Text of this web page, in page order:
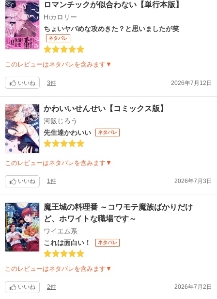
ロマンチックが似合わない【単行本版】
Hiカロリー
ちょいヤバめな攻めきた？と思いましたが笑
ネタバレ
このレビューはネタバレを含みます▼
いいね 3件 2026年7月12日
かわいいせんせい【コミックス版】
河飯じろう
先生達かわいい
ネタバレ
このレビューはネタバレを含みます▼
いいね 1件 2026年7月3日
魔王城の料理番 ～コワモテ魔族ばかりだけ
ど、ホワイトな職場です～
ワイエム系
これは面白い！
ネタバレ
このレビューはネタバレを含みます▼
いいね 2件 2026年7月2日